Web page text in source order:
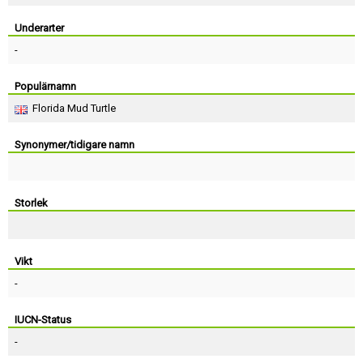
Underarter
-
Populärnamn
Florida Mud Turtle
Synonymer/tidigare namn
Storlek
Vikt
-
IUCN-Status
-